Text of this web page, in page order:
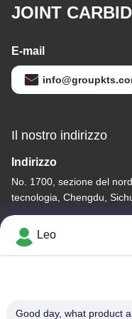
JOINT
E-mail
Il nostro indirizzo
Indirizzo
No. 1700, sezione del
tecnologia, Chengdu,
Telefono
86--18483668520
Leo
Good day, what product